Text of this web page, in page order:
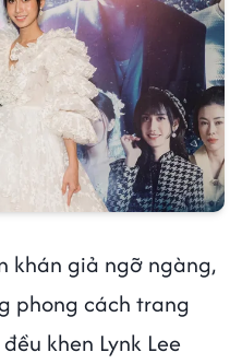
khán giả ngỡ ngàng,
phong cách trang
khen Lynk Lee